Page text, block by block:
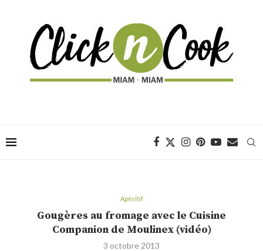
Apéritif
Gougères au fromage avec le Cuisine
Companion de Moulinex (vidéo)
3 octobre 2013